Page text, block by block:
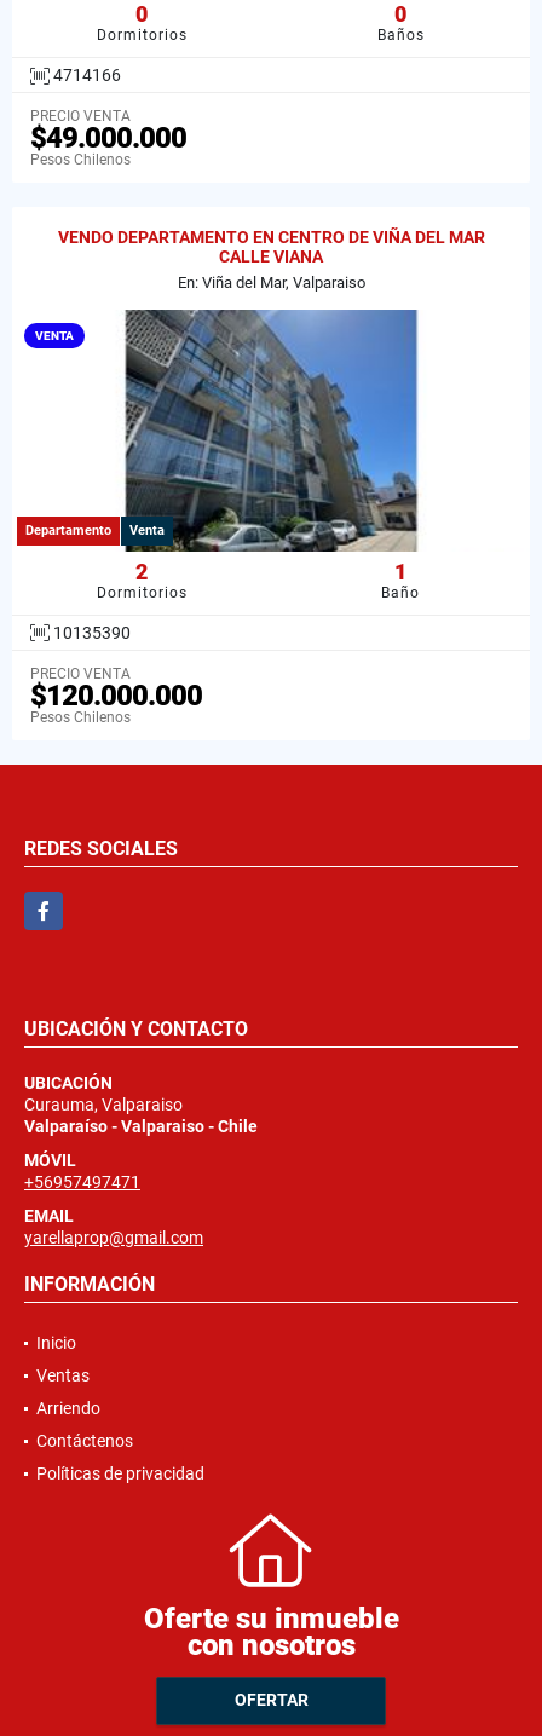
0
Dormitorios
0
Baños
4714166
PRECIO VENTA
$49.000.000
Pesos Chilenos
VENDO DEPARTAMENTO EN CENTRO DE VIÑA DEL MAR
CALLE VIANA
En: Viña del Mar, Valparaiso
VENTA
Departamento Venta
2
Dormitorios
1
Baño
10135390
PRECIO VENTA
$120.000.000
Pesos Chilenos
REDES SOCIALES
Facebook
UBICACIÓN Y CONTACTO
UBICACIÓN
Curauma, Valparaiso
Valparaíso - Valparaiso - Chile
MÓVIL
+56957497471
EMAIL
yarellaprop@gmail.com
INFORMACIÓN
Inicio
Ventas
Arriendo
Contáctenos
Políticas de privacidad
Oferte su inmueble
con nosotros
OFERTAR